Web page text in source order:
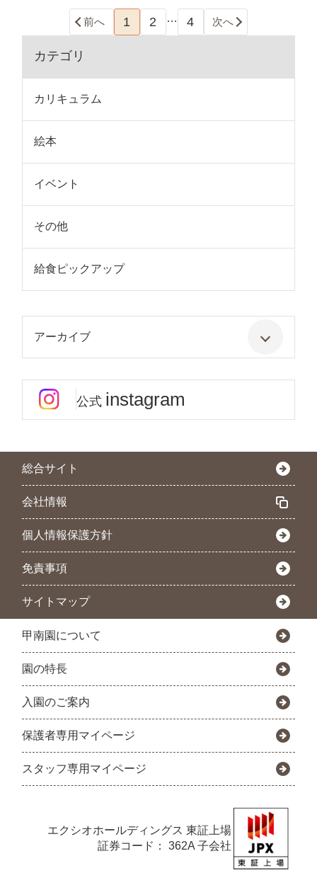
前へ 1 2 … 4 次へ
カテゴリ
カリキュラム
絵本
イベント
その他
給食ピックアップ
アーカイブ
公式 instagram
総合サイト
会社情報
個人情報保護方針
免責事項
サイトマップ
甲南園について
園の特長
入園のご案内
保護者専用マイページ
スタッフ専用マイページ
エクシオホールディングス 東証上場
証券コード： 362A 子会社